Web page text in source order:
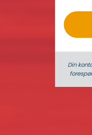
Din